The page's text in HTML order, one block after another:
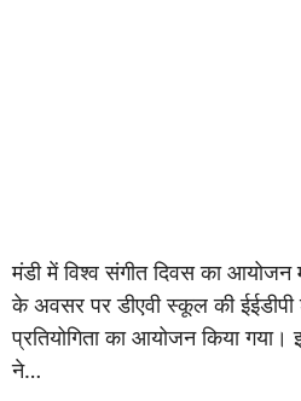
मंडी में विश्व संगीत दिवस का आयोजन
के अवसर पर डीएवी स्कूल की
प्रतियोगिता का आयोजन किया
ने…